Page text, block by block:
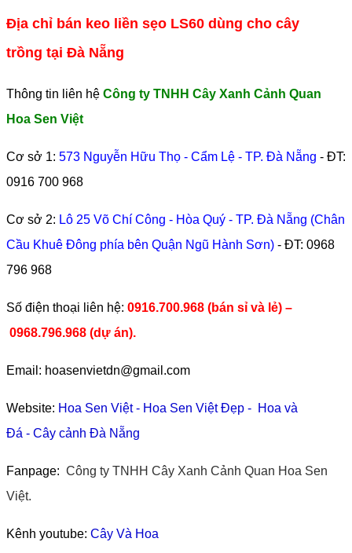
Địa chỉ bán keo liền sẹo LS60 dùng cho cây
trồng tại Đà Nẵng
Thông tin liên hệ Công ty TNHH Cây Xanh Cảnh Quan
Hoa Sen Việt
Cơ sở 1: 573 Nguyễn Hữu Thọ - Cẩm Lệ - TP. Đà Nẵng - ĐT:
0916 700 968
Cơ sở 2: Lô 25 Võ Chí Công - Hòa Quý - TP. Đà Nẵng (Chân
Cầu Khuê Đông phía bên Quận Ngũ Hành Sơn) - ĐT: 0968
796 968
​Số điện thoại liên hệ: 0916.700.968 (bán sỉ và lẻ) –
0968.796.968 (dự án).
Email: hoasenvietdn@gmail.com
Website: Hoa Sen Việt- Hoa Sen Việt Đẹp - Hoa và
Đá - Cây cảnh Đà Nẵng
Fanpage: Công ty TNHH Cây Xanh Cảnh Quan Hoa Sen
Việt.
Kênh youtube: Cây Và Hoa